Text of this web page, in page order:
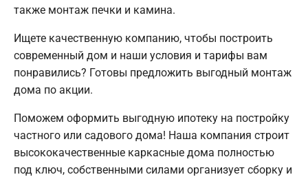
также монтаж печки и камина.
Ищете качественную компанию, чтобы построить
современный дом и наши условия и тарифы вам
понравились? Готовы предложить выгодный монтаж
дома по акции.
Поможем оформить выгодную ипотеку на постройку
частного или садового дома! Наша компания строит
высококачественные каркасные дома полностью
под ключ, собственными силами организует сборку и